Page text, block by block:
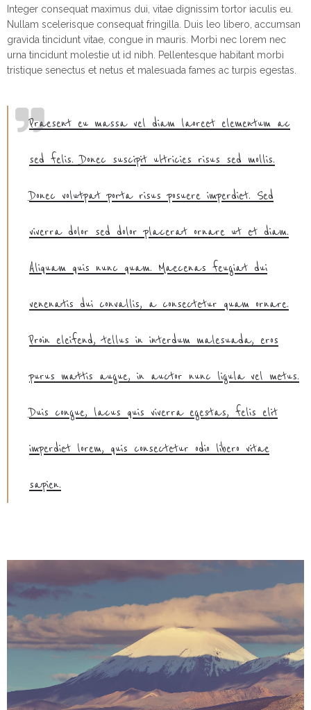
Integer consequat maximus dui, vitae dignissim tortor iaculis eu.
Nullam scelerisque consequat fringilla. Duis leo libero, accumsan
gravida tincidunt vitae, congue in mauris. Morbi nec lorem nec
urna tincidunt molestie ut id nibh. Pellentesque habitant morbi
tristique senectus et netus et malesuada fames ac turpis egestas.
Praesent eu massa vel diam laoreet elementum ac
sed felis. Donec suscipit ultricies risus sed mollis.
Donec volutpat porta risus posuere imperdiet. Sed
viverra dolor sed dolor placerat ornare ut et diam.
Aliquam quis nunc quam. Maecenas feugiat dui
venenatis dui convallis, a consectetur quam ornare.
Proin eleifend, tellus in interdum malesuada, eros
purus mattis augue, in auctor nunc ligula vel metus.
Duis congue, lacus quis viverra egestas, felis elit
imperdiet lorem, quis consectetur odio libero vitae
sapien.